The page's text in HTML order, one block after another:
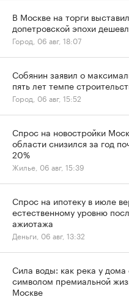
В Москве на торги
допетровской эпохи
Город, 06 авг, 18:07
Собянин заявил о
пять лет темпе
Город, 06 авг, 15:52
Спрос на новостройки
области снизился за год
20%
Жилье, 06 авг, 15:39
Спрос на ипотеку в июле
естественному уровню
ажиотажа
Деньги, 06 авг, 13:32
Сила воды: как река у дома
символом премиальной
Москве